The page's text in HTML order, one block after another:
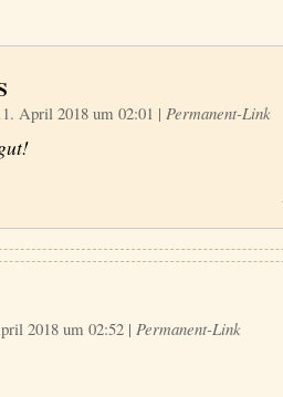
April 2018 um 02:01 | Permanent-Link
2018 um 02:52 | Permanent-Link